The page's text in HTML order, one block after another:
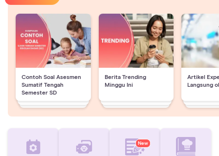
Contoh Soal Asesmen
Sumatif Tengah
Semester SD
Berita Trending
Minggu Ini
Artikel
Langsung
New